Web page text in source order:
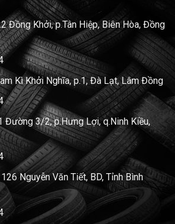
Đồng Khởi, p.Tân Hiệp, Biên Hòa, Đồng
Kì Khởi Nghĩa, p.1, Đà Lạt, Lâm Đồng
Đường 3/2, p.Hưng Lợi, q.Ninh Kiều,
Nguyễn Văn Tiết, BD, Tỉnh Bình